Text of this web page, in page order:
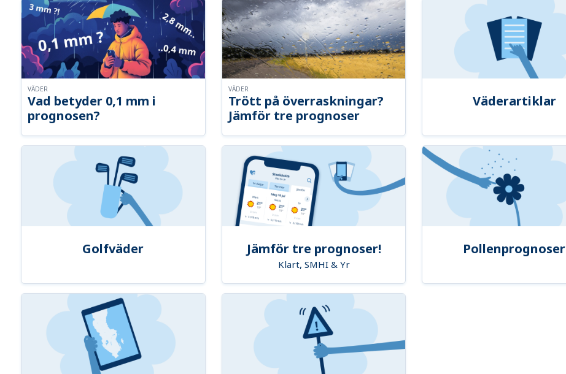
Vad betyder 0,1 mm i
prognosen?
VÄDER
Trött på överraskningar?
Jämför tre prognoser
VÄDER
Väderartiklar
Golfväder Jämför tre prognoser!
Klart, SMHI & Yr
Pollenprognoser